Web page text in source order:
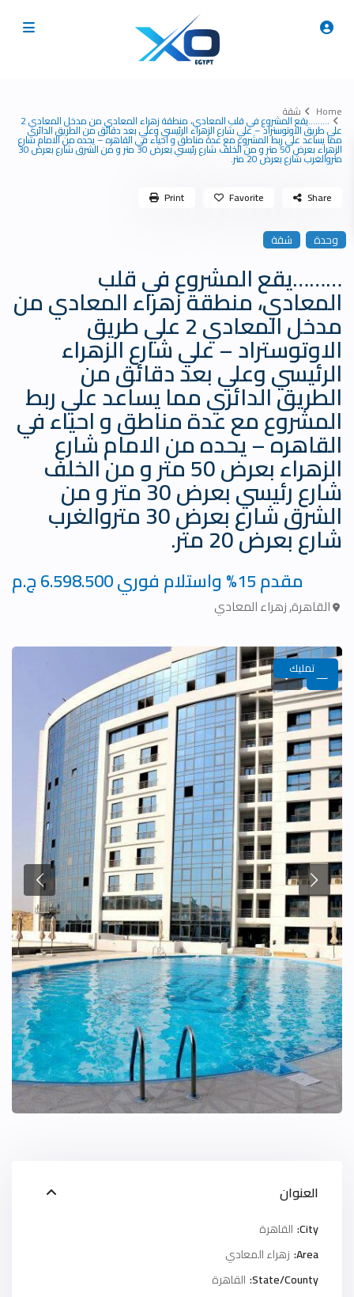
Home شقة
………يقع المشروع في قلب المعادي، منطقة زهراء المعادي من مدخل المعادي 2
علي طريق الاوتوستراد – علي شارع الزهراء الرئيسي وعلي بعد دقائق من الطريق الدائري
مما يساعد علي ربط المشروع مع عدة مناطق و احياء في القاهره – يحده من الامام شارع
الزهراء بعرض 50 متر و من الخلف شارع رئيسي بعرض 30 متر و من الشرق شارع بعرض 30
متروالغرب شارع بعرض 20 متر.
وحدة شقة
………يقع المشروع في قلب
المعادي، منطقة زهراء المعادي من
مدخل المعادي 2 علي طريق
الاوتوستراد – علي شارع الزهراء
الرئيسي وعلي بعد دقائق من
الطريق الدائري مما يساعد علي ربط
المشروع مع عدة مناطق و احياء في
القاهره – يحده من الامام شارع
الزهراء بعرض 50 متر و من الخلف
شارع رئيسي بعرض 30 متر و من
الشرق شارع بعرض 30 متروالغرب
شارع بعرض 20 متر.
مقدم 15% واستلام فوري
القاهرة,زهراء المعادي
Share
Favorite
Print
تمليك
العنوان
City: القاهرة
Area: زهراء المعادي
State/County: القاهرة